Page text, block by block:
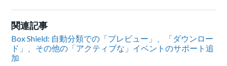
関連記事
Box Shield: 自動分類での「プレビュー」、「ダウンロー
ド」、その他の「アクティブな」イベントのサポート追
加